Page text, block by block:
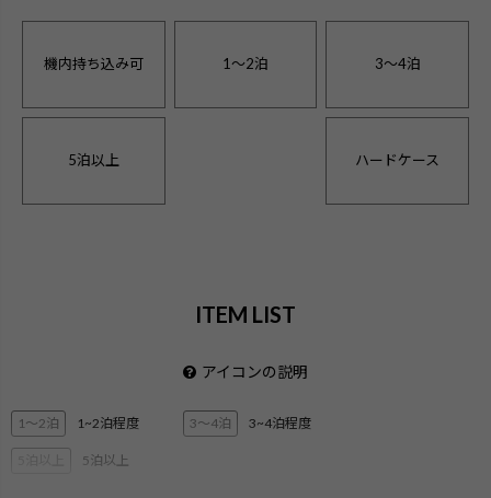
機内持ち込み可 1〜2泊 3〜4泊
5泊以上 ハードケース
ITEM LIST
アイコンの説明
1〜2泊 1~2泊程度 3〜4泊 3~4泊程度
5泊以上